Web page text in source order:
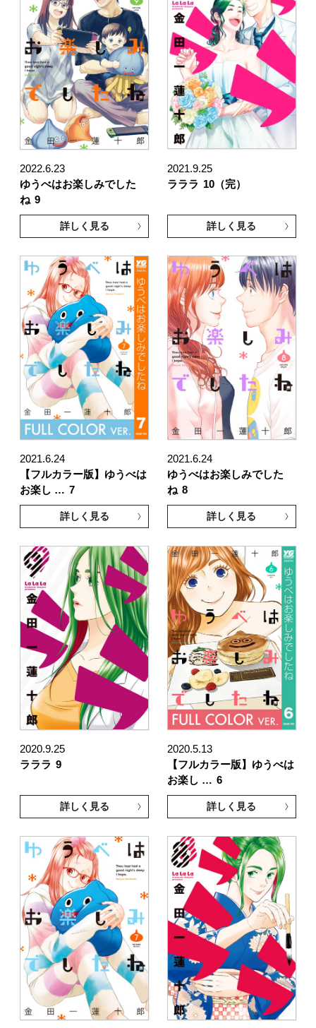
2022.6.23
ゆうべはお楽しみでした
ね 9
詳しく見る
2021.9.25
ラララ 10（完）
詳しく見る
2021.6.24
【フルカラー版】ゆうべは
お楽し … 7
詳しく見る
2021.6.24
ゆうべはお楽しみでした
ね 8
詳しく見る
2020.9.25
ラララ 9
詳しく見る
2020.5.13
【フルカラー版】ゆうべは
お楽し … 6
詳しく見る